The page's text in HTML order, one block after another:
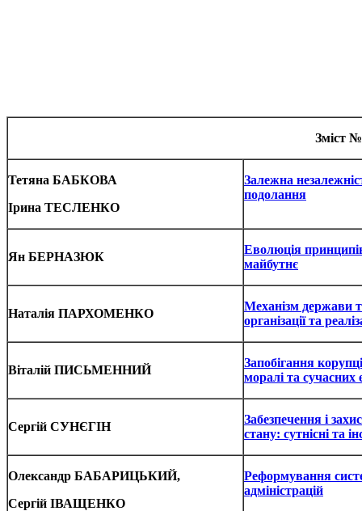
Зміст
Тетяна БАБКОВА
Ірина ТЕСЛЕНКО
Залежна
подолання
Ян БЕРНАЗЮК
Еволюція
майбутнє
Наталія ПАРХОМЕНКО
Механізм держави
організації та
Віталій ПИСЬМЕННИЙ
Запобігання
моралі та сучасних
Сергій СУНЄГІН
Забезпечення і
стану: сутнісні та
Олександр БАБАРИЦЬКИЙ,
Сергій ІВАЩЕНКО
Реформування
адміністрацій